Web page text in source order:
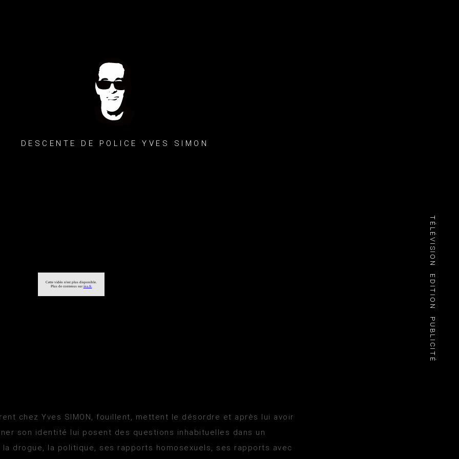
TÉLÉVISION
EDITION
PUBLICITÉ
DESCENTE DE POLICE YVES SIMON
chez Yves SIMON, fouillent, mettent le désordre et après lui avoir
son identité lui posent des questions inhabituelles dans un
drogue, la politique, ses rapports homosexuels, ses rapports avec